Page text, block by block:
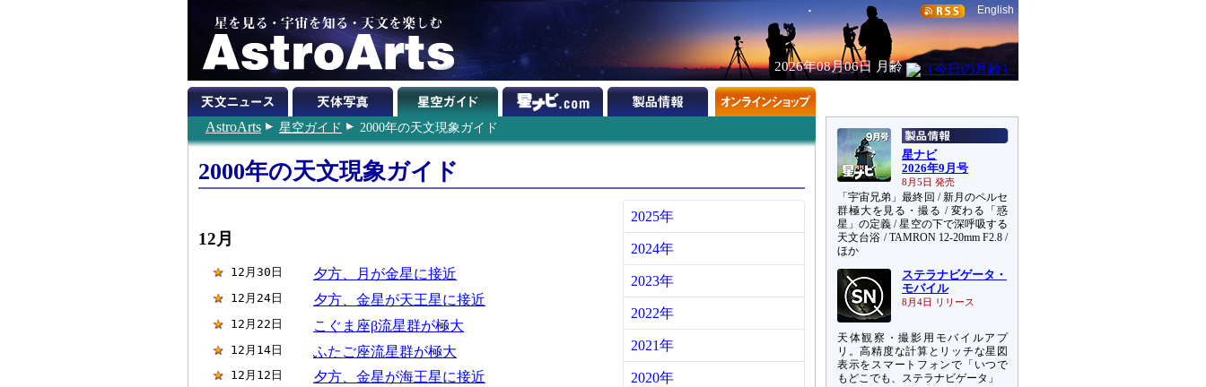
English
2026年08月06日 月齢
AstroArts 星空ガイド 2000年の天文現象ガイド
2000年の天文現象ガイド
12月
12月30日 夕方、月が金星に接近
12月24日 夕方、金星が天王星に接近
12月22日 こぐま座β流星群が極大
12月14日 ふたご座流星群が極大
12月12日 夕方、金星が海王星に接近
2025年
2024年
2023年
2022年
2021年
2020年
星ナビ
2026年9月号
8月5日 発売
「宇宙兄弟」最終回 / 新月のペルセ
群極大を見る・撮る / 変わる「惑
星」の定義 / 星空の下で深呼吸する
天文台浴 / TAMRON 12-20mm F2.8 /
ほか
ステラナビゲータ・
モバイル
8月4日 リリース
天体観察・撮影用モバイルアプ
リ。高精度な計算とリッチな星図
表示をスマートフォンで「いつで
もどこでも、ステラナビゲータ」